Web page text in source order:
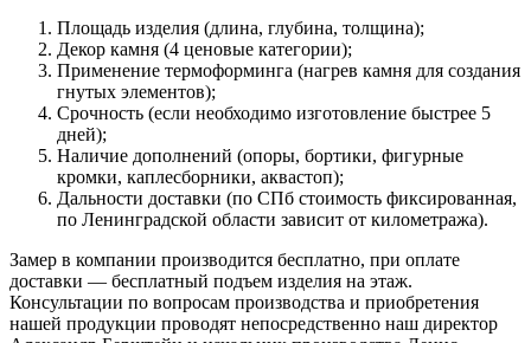
Площадь изделия (длина, глубина, толщина);
Декор камня (4 ценовые категории);
Применение термоформинга (нагрев камня для создания
гнутых элементов);
Срочность (если необходимо изготовление быстрее 5
дней);
Наличие дополнений (опоры, бортики, фигурные
кромки, каплесборники, аквастоп);
Дальности доставки (по СПб стоимость фиксированная,
по Ленинградской области зависит от километража).
Замер в компании производится бесплатно, при оплате
доставки — бесплатный подъем изделия на этаж.
Консультации по вопросам производства и приобретения
нашей продукции проводят непосредственно наш директор